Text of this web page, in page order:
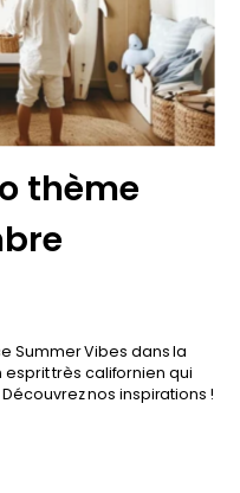
thème
Summer Vibes dans la
très californien qui
nos inspirations !